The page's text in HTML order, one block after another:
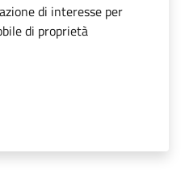
di interesse per
di proprietà